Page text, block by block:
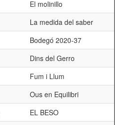
El molinillo
La medida del saber
Bodegó 2020-37
Dins del Gerro
Fum i Llum
Ous en Equilibri
EL BESO